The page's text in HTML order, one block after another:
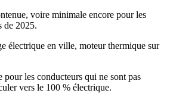
, voire minimale encore pour les
de 2025.
électrique en ville, moteur thermique sur
pour les conducteurs qui ne sont pas
vers le 100 % électrique.